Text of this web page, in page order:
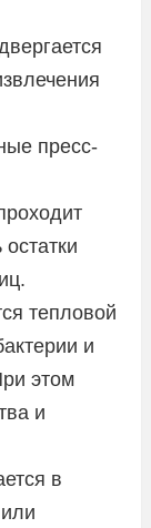
пресс-
тепловой
и
этом
и
в